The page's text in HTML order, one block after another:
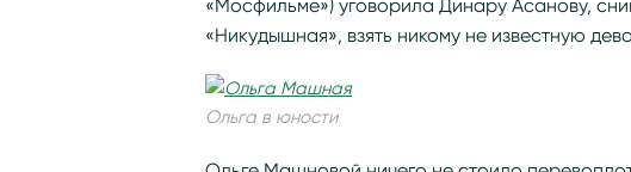
«Мосфильме») уговорила Динару Асанову,
«Никудышная», взять никому не известную
Ольга в юности